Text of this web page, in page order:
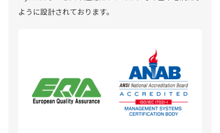
ように設計されております。